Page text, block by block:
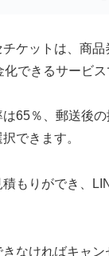
ケットは、商
できるサービス
65％、郵送後
できます。
もりができ、
なければキャン